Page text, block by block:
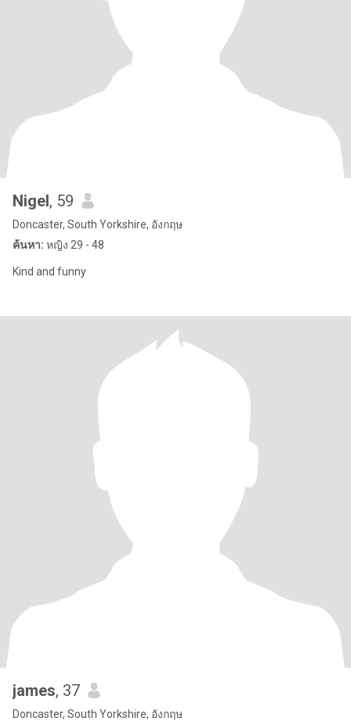
Nigel, 59
Doncaster, South Yorkshire, อังกฤษ
ค้นหา: หญิง 29 - 48
Kind and funny
james, 37
Doncaster, South Yorkshire, อังกฤษ